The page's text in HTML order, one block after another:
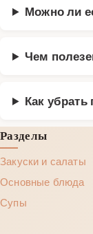
Можно ли
Чем
Как убрать
Разделы
Закуски и салаты
Основные блюда
Супы